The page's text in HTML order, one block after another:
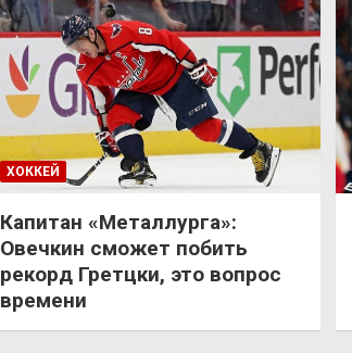
ХОККЕЙ
Капитан «Металлурга»:
Овечкин сможет побить
рекорд Гретцки, это вопрос
времени